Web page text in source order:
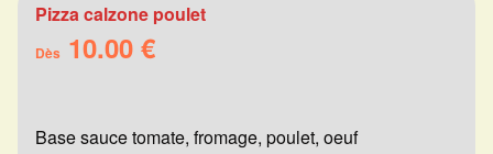
Pizza calzone poulet
Dès 10.00 €
Base sauce tomate, fromage, poulet, oeuf